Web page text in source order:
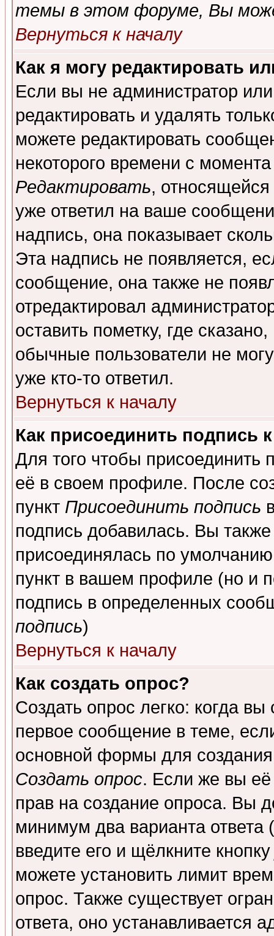
темы в этом форуме, Вы
Вернуться к началу
Как я могу редактировать
Если вы не администратор
редактировать и удалять
можете редактировать
некоторого времени с
Редактировать,
уже ответил на ваше
надпись, она показывает
Эта надпись не появляется,
сообщение, она также не
отредактировал
оставить пометку, где
обычные пользователи не
уже кто-то ответил.
Вернуться к началу
Как присоединить подпись
Для того чтобы присоединить
её в своем профиле. После
пункт Присоединить подпись
подпись добавилась. Вы
присоединялась по
пункт в вашем профиле (но и
подпись в определенных
подпись)
Вернуться к началу
Как создать опрос?
Создать опрос легко: когда
первое сообщение в теме,
основной формы для
Создать опрос. Если же вы её
прав на создание опроса. Вы
минимум два варианта ответа
введите его и щёлкните
можете установить лимит
опрос. Также существует
ответа, оно устанавливается